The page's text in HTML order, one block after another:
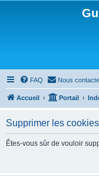
FAQ Nous
Accueil Portail
Supprimer les cookies
Êtes-vous sûr de vouloir